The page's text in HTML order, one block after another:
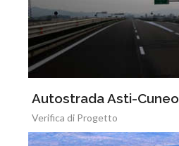
Autostrada Asti-Cuneo
Verifica di Progetto